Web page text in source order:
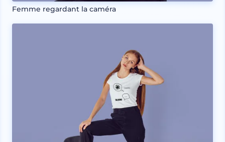
Femme regardant la caméra